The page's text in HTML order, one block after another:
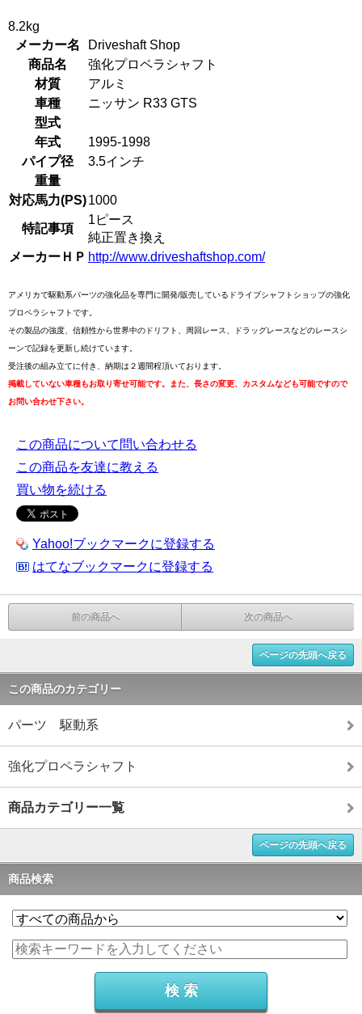
8.2kg
メーカー名
Driveshaft Shop
商品名
強化プロペラシャフト
材質
アルミ
車種
ニッサン R33 GTS
型式
年式
1995-1998
パイプ径
3.5インチ
重量
対応馬力(PS)1000
特記事項
1ピース
純正置き換え
メーカーＨＰ http://www.driveshaftshop.com/
アメリカで駆動系パーツの強化品を専門に開発/販売しているドライブシャフトショップの強化
プロペラシャフトです。
その製品の強度、信頼性から世界中のドリフト、周回レース、ドラッグレースなどのレースシ
ーンで記録を更新し続けています。
受注後の組み立てに付き、納期は２週間程頂いております。
掲載していない車種もお取り寄せ可能です。また、長さの変更、カスタムなども可能ですので
お問い合わせ下さい。
この商品について問い合わせる
この商品を友達に教える
買い物を続ける
Yahoo!ブックマークに登録する
はてなブックマークに登録する
前の商品へ 次の商品へ
ページの先頭へ戻る
この商品のカテゴリー
パーツ 駆動系
強化プロペラシャフト
商品カテゴリー一覧
ページの先頭へ戻る
商品検索